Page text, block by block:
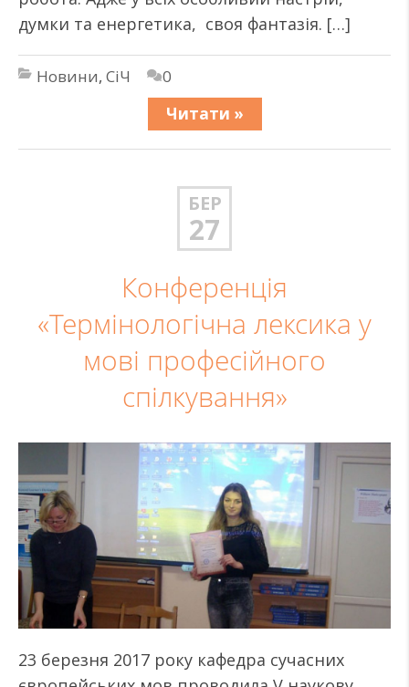
думки та енергетика, своя фантазія. […]
Новини, СіЧ
0
Читати »
БЕР
27
Конференція
«Термінологічна лексика у
мові професійного
спілкування»
23 березня 2017 року кафедра сучасних